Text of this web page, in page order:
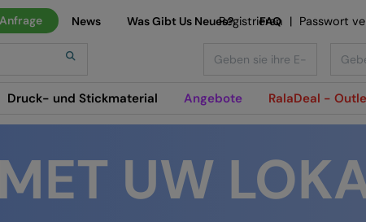
Druck- und Stickmaterial Angebote RalaDeal -
Anfrage News Was Gibt Us Neues? FAQ
Registrieren | Passwort
UW